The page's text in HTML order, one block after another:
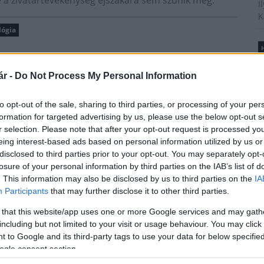
- Do Not Process My Personal Information
opt-out of the sale, sharing to third parties, or processing of your
for targeted advertising by us, please use the below opt-out
selection. Please note that after your opt-out request is processed
interest-based ads based on personal information utilized by us
to third parties prior to your opt-out. You may separately
of your personal information by third parties on the IAB’s list of
This information may also be disclosed by us to third parties on the
Participants that may further disclose it to other third parties.
that this website/app uses one or more Google services and may
but not limited to your visit or usage behaviour. You may
to Google and its third-party tags to use your data for below
consent section.
Új gyalogosátkelők és jelzőlámpás
csomópont épül Angyalföldön
Hódmezővásárhely jó hírű
református iskoláját